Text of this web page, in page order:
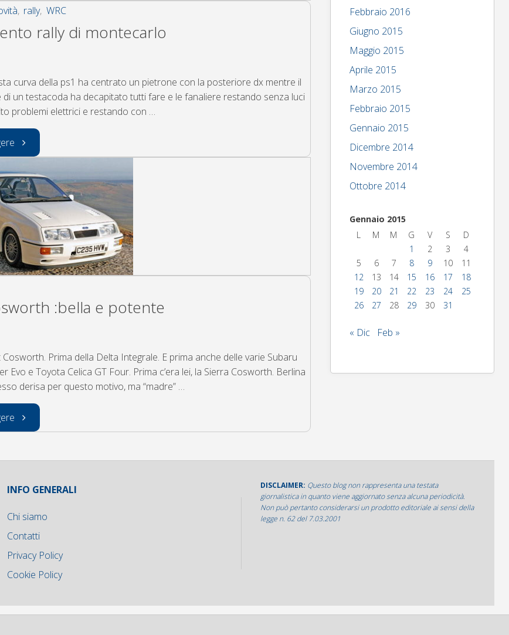
, rally, WRC
rally di montecarlo
curva della ps1 ha centrato un pietrone con la posteriore dx mentre il
un testacoda ha decapitato tutti fare e le fanaliere restando senza luci
problemi elettrici e restando con …
"aggiornamento
rally
di
montecarlo"
:bella e potente
Prima della Delta Integrale. E prima anche delle varie Subaru
Evo e Toyota Celica GT Four. Prima c’era lei, la Sierra Cosworth. Berlina
derisa per questo motivo, ma “madre” …
"la
potente"
Febbraio 2016
Giugno 2015
Maggio 2015
Aprile 2015
Marzo 2015
Febbraio 2015
Gennaio 2015
Dicembre 2014
Novembre 2014
Ottobre 2014
Gennaio 2015
L
M M G V S
D
1
2 3
4
5
6 7 8 9 10
11
12
13 14 15 16 17
18
19
20 21 22 23 24
25
26
27 28 29 30 31
« Dic Feb »
INFO GENERALI
Chi siamo
Contatti
Privacy Policy
Cookie Policy
DISCLAIMER: Questo blog non rappresenta una testata
giornalistica in quanto viene aggiornato senza alcuna periodicità.
Non può pertanto considerarsi un prodotto editoriale ai sensi della
legge n. 62 del 7.03.2001